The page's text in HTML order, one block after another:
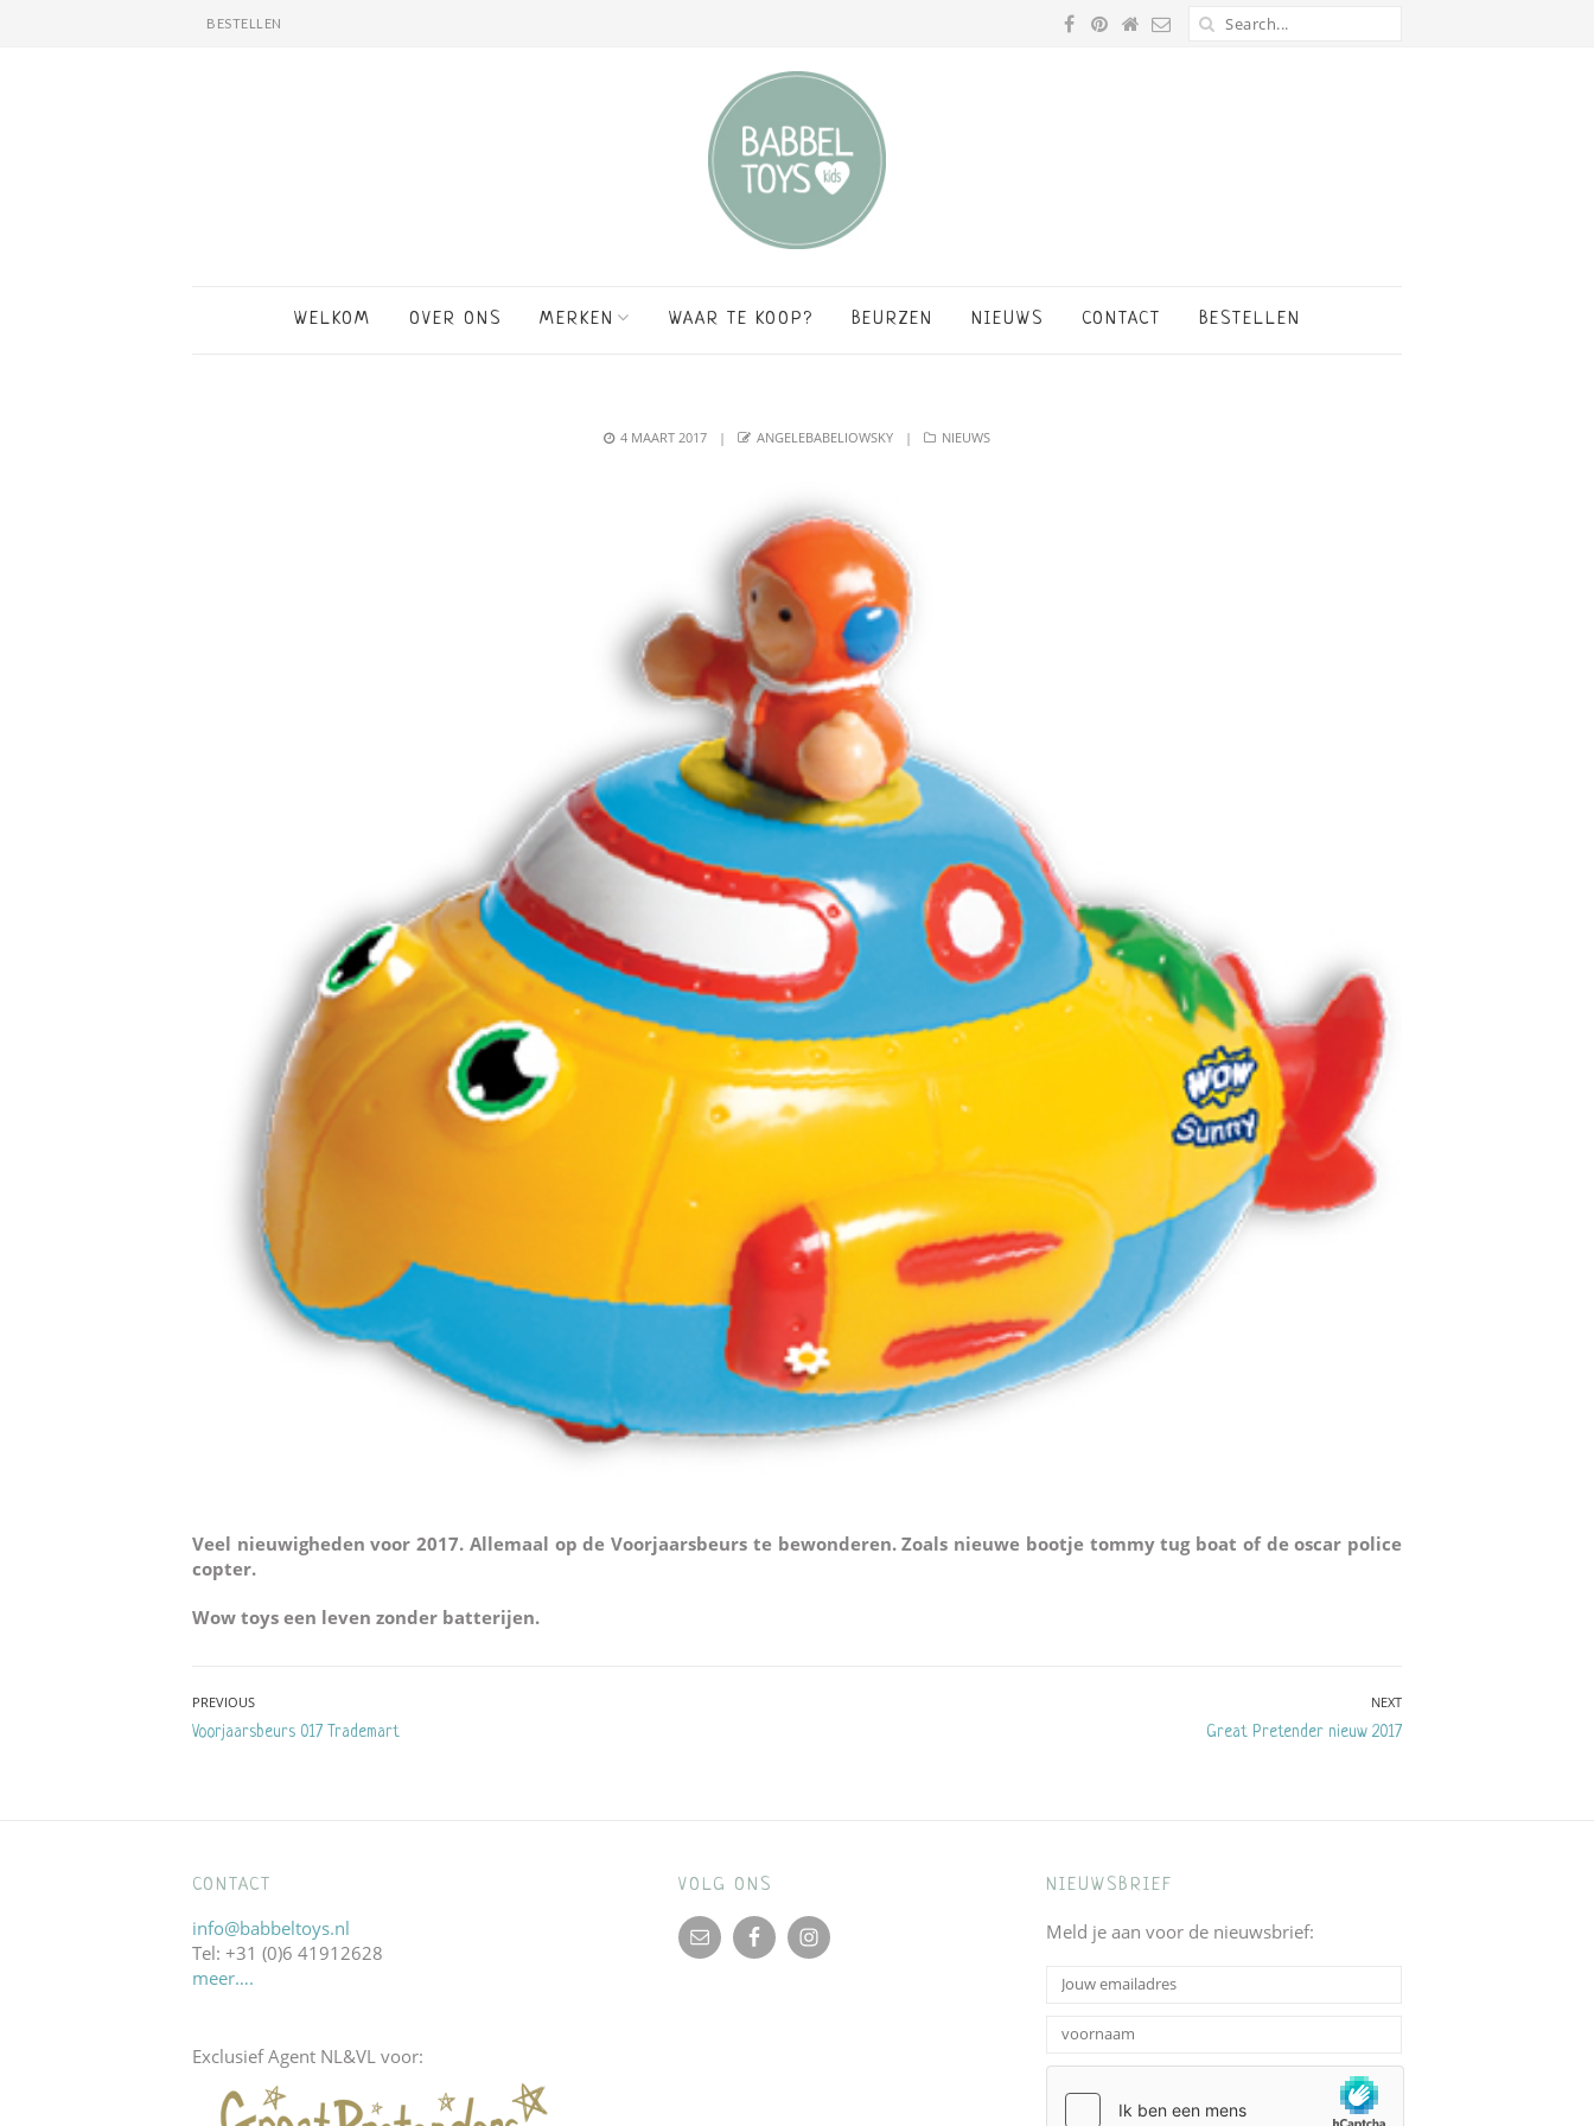
BESTELLEN
WELKOM OVER ONS MERKEN WAAR TE KOOP? BEURZEN NIEUWS CONTACT BESTELLEN
POSTED
4 MAART 2017 AUTHOR
ANGELEBABELIOWSKY CATEGORIES
NIEUWS
Veel nieuwigheden voor 2017. Allemaal op de Voorjaarsbeurs te bewonderen. Zoals nieuwe bootje tommy tug boat of de oscar police
copter.
Wow toys een leven zonder batterijen.
Bericht
PREVIOUS
Previous
Voorjaarsbeurs 017 Trademart
NEXT
Next
Great Pretender nieuw 2017
CONTACT
info@babbeltoys.nl
Tel: +31 (0)6 41912628
meer….
Exclusief Agent NL&VL voor:
VOLG ONS NIEUWSBRIEF
Meld je aan voor de nieuwsbrief: